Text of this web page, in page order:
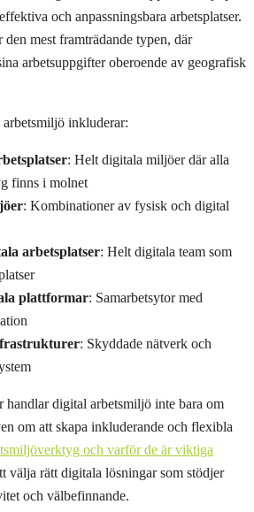
och anpassningsbara arbetsplatser.
den mest framträdande typen, där
arbetsuppgifter oberoende av geografisk
inkluderar:
: Helt digitala miljöer där alla
finns i molnet
: Kombinationer av fysisk och digital
arbetsplatser: Helt digitala team som
plattformar: Samarbetsytor med
: Skyddade nätverk och
handlar digital arbetsmiljö inte bara om
om att skapa inkluderande och flexibla
och varför de är viktiga
välja rätt digitala lösningar som stödjer
och välbefinnande.